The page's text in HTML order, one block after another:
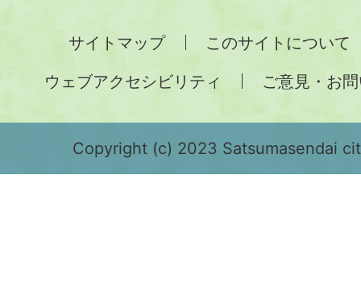
緑
で
サイトマップ
このサイトについて
ウェブアクセシビリティ
ご意見・お
Copyright (c) 2023 Satsumasendai